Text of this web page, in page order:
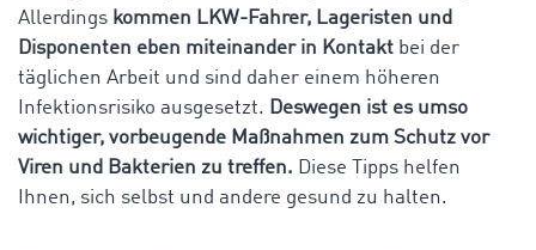
Allerdings kommen LKW-Fahrer, Lageristen und
Disponenten eben miteinander in Kontakt bei der
täglichen Arbeit und sind daher einem höheren
Infektionsrisiko ausgesetzt. Deswegen ist es umso
wichtiger, vorbeugende Maßnahmen zum Schutz vor
Viren und Bakterien zu treffen. Diese Tipps helfen
Ihnen, sich selbst und andere gesund zu halten.